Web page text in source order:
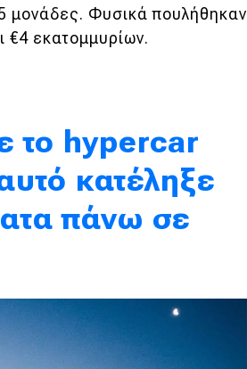
μονάδες. Φυσικά πουλήθηκαν
€4 εκατομμυρίων.
το hypercar
κατέληξε
πάνω σε